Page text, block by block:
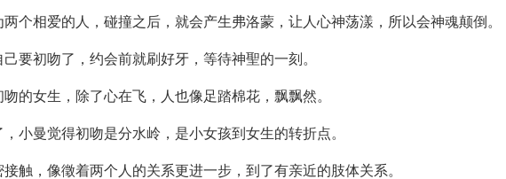
个相爱的人，碰撞之后，就会产生弗洛蒙，让人心神荡漾，所以会神魂颠倒。
要初吻了，约会前就刷好牙，等待神聖的一刻。
的女生，除了心在飞，人也像足踏棉花，飘飘然。
小曼觉得初吻是分水岭，是小女孩到女生的转折点。
触，像徵着两个人的关系更进一步，到了有亲近的肢体关系。